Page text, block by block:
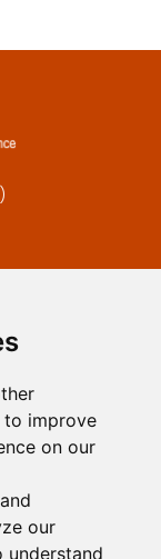
improve
on our
our